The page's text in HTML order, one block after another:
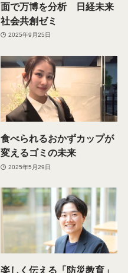
面で万博を分析 日経未来
社会共創ゼミ
2025年9月25日
食べられるおかずカップが
変えるゴミの未来
2025年5月29日
楽しく伝える「防災教育」